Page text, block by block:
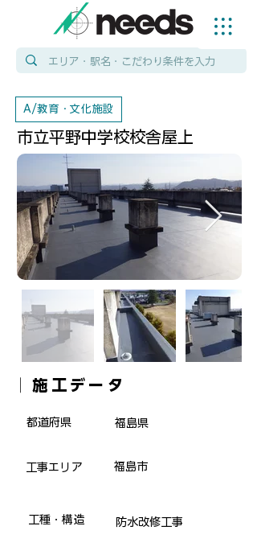
A/教育・文化施設
市立平野中学校校舎屋上
​│施工データ
​都道府県 福島県
​工事エリア 福島市
​工種・構造 防水改修工事